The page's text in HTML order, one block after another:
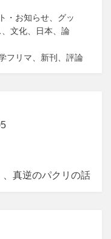
・お知らせ
グッ
文化 日本
論
フリマ 新刊 評論
、真逆のパクリの話